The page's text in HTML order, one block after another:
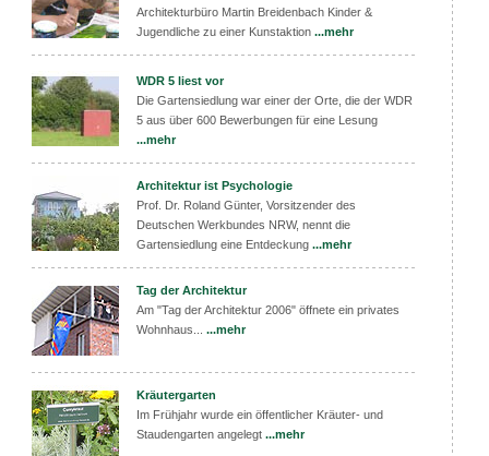
Architekturbüro Martin Breidenbach Kinder &
Jugendliche zu einer Kunstaktion ...mehr
WDR 5 liest vor
Die Gartensiedlung war einer der Orte, die der WDR
5 aus über 600 Bewerbungen für eine Lesung
...mehr
Architektur ist Psychologie
Prof. Dr. Roland Günter, Vorsitzender des
Deutschen Werkbundes NRW, nennt die
Gartensiedlung eine Entdeckung ...mehr
Tag der Architektur
Am "Tag der Architektur 2006" öffnete ein privates
Wohnhaus... ...mehr
Kräutergarten
Im Frühjahr wurde ein öffentlicher Kräuter- und
Staudengarten angelegt ...mehr